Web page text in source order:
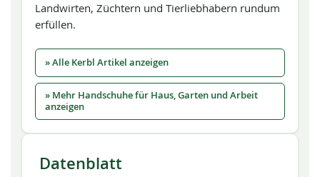
Landwirten, Züchtern und Tierliebhabern rundum
erfüllen.
» Alle Kerbl Artikel anzeigen
» Mehr Handschuhe für Haus, Garten und Arbeit
anzeigen
Datenblatt